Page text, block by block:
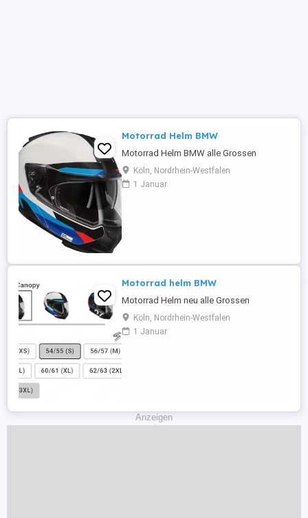
Motorrad Helm BMW
Motorrad Helm BMW alle Grossen
Köln, Nordrhein-Westfalen
1 Januar
Motorrad helm BMW
Motorrad Helm neu alle Grossen
Köln, Nordrhein-Westfalen
1 Januar
Anzeigen